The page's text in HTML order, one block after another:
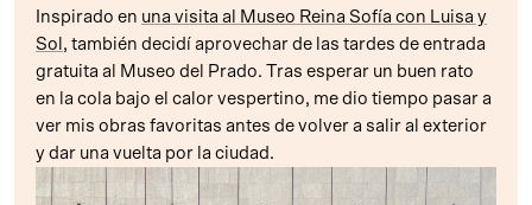
Inspirado en una visita al Museo Reina Sofía con Luisa y
Sol , también decidí aprovechar de las tardes de entrada
gratuita al Museo del Prado. Tras esperar un buen rato
en la cola bajo el calor vespertino, me dio tiempo pasar a
ver mis obras favoritas antes de volver a salir al exterior
y dar una vuelta por la ciudad.